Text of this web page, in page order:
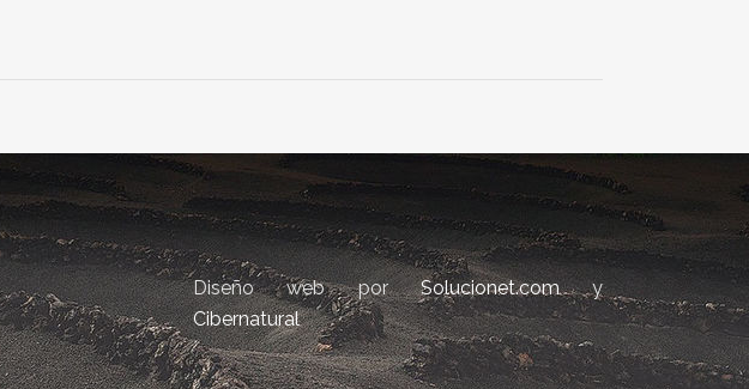
Diseño web porSolucionet.comy
Cibernatural